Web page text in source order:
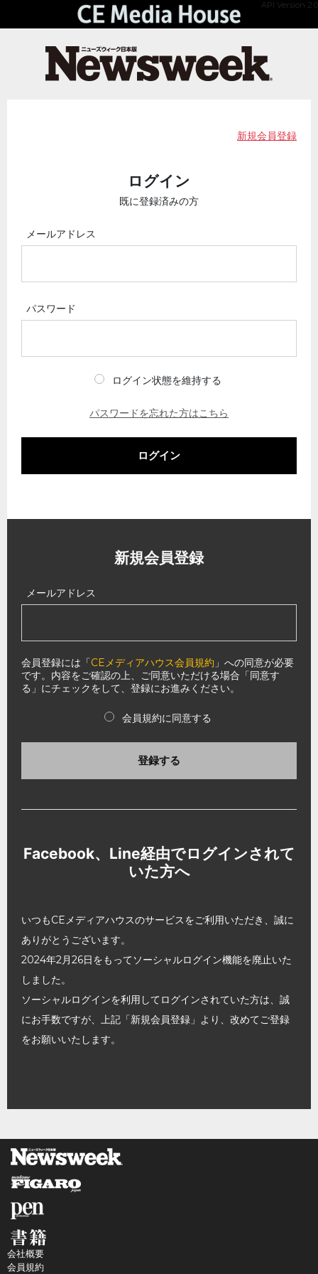
API Version 2.0
新規会員登録
ログイン
既に登録済みの方
メールアドレス
パスワード
ログイン状態を維持する
パスワードを忘れた方はこちら
ログイン
新規会員登録
メールアドレス
会員登録には「CEメディアハウス会員規約 」への同意が必要
です。内容をご確認の上、ご同意いただける場合「同意す
る」にチェックをして、登録にお進みください。
会員規約に同意する
登録する
Facebook、Line経由でログインされて
いた方へ
いつもCEメディアハウスのサービスをご利用いただき、誠に
ありがとうございます。
2024年2月26日をもってソーシャルログイン機能を廃止いた
しました。
ソーシャルログインを利用してログインされていた方は、誠
にお手数ですが、上記「新規会員登録」より、改めてご登録
をお願いいたします。
会社概要
会員規約